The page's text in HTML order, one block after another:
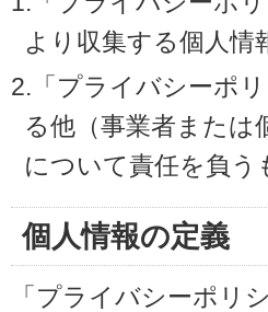
より収集する個人
2.「プライバシーポ
る他（事業者または
について責任を負
個人情報の定義
「プライバシーポリ